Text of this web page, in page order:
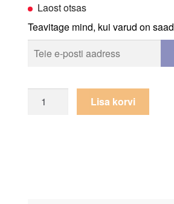
Laost otsas
Teavitage mind, kui varud on
Avani
Lisa korvi